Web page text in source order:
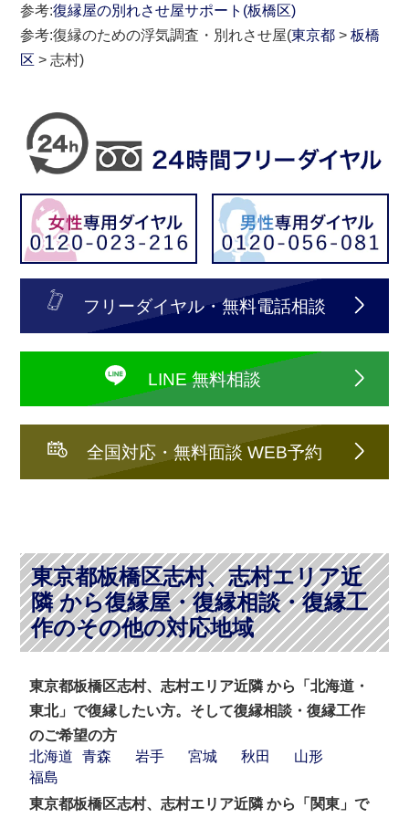
参考:復縁屋の別れさせ屋サポート(板橋区)
参考:復縁のための浮気調査・別れさせ屋(東京都 >板橋
区 > 志村)
フリーダイヤル・無料電話相談
LINE 無料相談
全国対応・無料面談 WEB予約
東京都板橋区志村、志村エリア近
隣 から復縁屋・復縁相談・復縁工
作のその他の対応地域
東京都板橋区志村、志村エリア近隣 から「北海道・
東北」で復縁したい方。そして復縁相談・復縁工作
のご希望の方
北海道
青森 岩手 宮城 秋田
山形
福島
東京都板橋区志村、志村エリア近隣 から「関東」で